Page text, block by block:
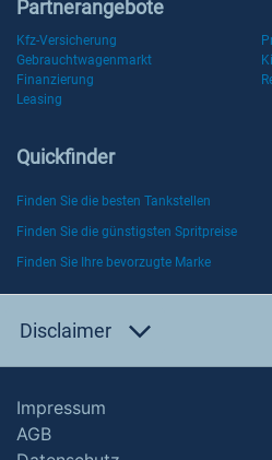
Partnerangebote
Kfz-Versicherung
Gebrauchtwagenmarkt
Finanzierung
Leasing
Quickfinder
Finden Sie die besten Tankstellen
Finden Sie die günstigsten Spritpreise
Finden Sie Ihre bevorzugte Marke
Disclaimer
Impressum
AGB